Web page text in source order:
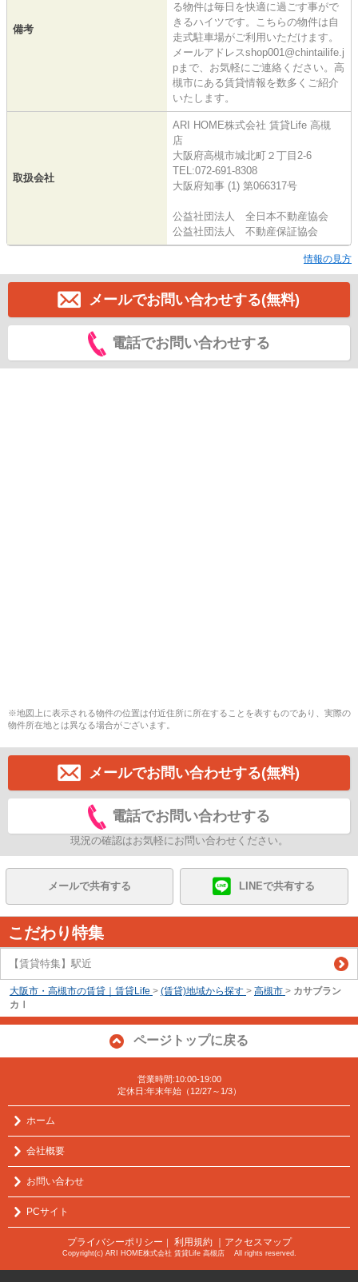
備考
る物件は毎日を快適に過ごす事がで
きるハイツです。こちらの物件は自
走式駐車場がご利用いただけます。
メールアドレスshop001@chintailife.j
pまで、お気軽にご連絡ください。高
槻市にある賃貸情報を数多くご紹介
いたします。
取扱会社
ARI HOME株式会社 賃貸Life 高槻
店
大阪府高槻市城北町２丁目2-6
TEL:072-691-8308
大阪府知事 (1) 第066317号
公益社団法人 全日本不動産協会
公益社団法人 不動産保証協会
情報の見方
メールでお問い合わせする(無料)
電話でお問い合わせする
※地図上に表示される物件の位置は付近住所に所在することを表すものであり、実際の
物件所在地とは異なる場合がございます。
メールでお問い合わせする(無料)
電話でお問い合わせする
現況の確認はお気軽にお問い合わせください。
メールで共有する LINEで共有する
こだわり特集
【賃貸特集】駅近
大阪市・高槻市の賃貸｜賃貸Life > (賃貸)地域から探す > 高槻市 > カサブラン
カⅠ
ページトップに戻る
営業時間:10:00-19:00
定休日:年末年始（12/27～1/3）
ホーム
会社概要
お問い合わせ
PCサイト
プライバシーポリシー 利用規約 ｜アクセスマップ
Copyright(c) ARI HOME株式会社 賃貸Life 高槻店 All rights reserved.